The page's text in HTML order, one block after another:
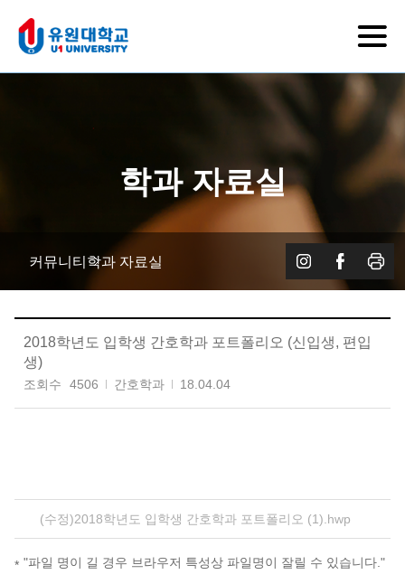
학과 자료실
커뮤니티 학과 자료실
2018학년도 입학생 간호학과 포트폴리오 (신입생, 편입
생)
조회수 4506 간호학과 18.04.04
(수정)2018학년도 입학생 간호학과 포트폴리오 (1).hwp
"파일 명이 길 경우 브라우저 특성상 파일명이 잘릴 수 있습니다."